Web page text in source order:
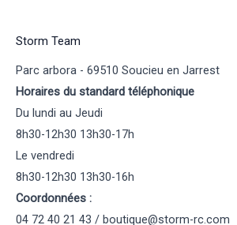
Storm Team
Parc arbora - 69510 Soucieu en Jarrest
Horaires du standard téléphonique
Du lundi au Jeudi
8h30-12h30 13h30-17h
Le vendredi
8h30-12h30 13h30-16h
Coordonnées :
04 72 40 21 43 / boutique@storm-rc.com